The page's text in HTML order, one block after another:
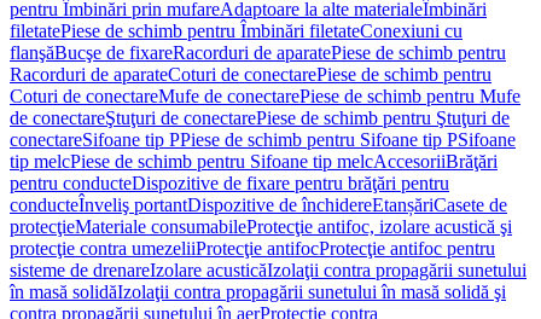
pentru Îmbinări prin mufareAdaptoare la alte materialeÎmbinări
filetatePiese de schimb pentru Îmbinări filetateConexiuni cu
flanşăBucşe de fixareRacorduri de aparatePiese de schimb pentru
Racorduri de aparateCoturi de conectarePiese de schimb pentru
Coturi de conectareMufe de conectarePiese de schimb pentru Mufe
de conectareŞtuţuri de conectarePiese de schimb pentru Ştuţuri de
conectareSifoane tip PPiese de schimb pentru Sifoane tip PSifoane
tip melcPiese de schimb pentru Sifoane tip melcAccesoriiBrăţări
pentru conducteDispozitive de fixare pentru brăţări pentru
conducteÎnveliş portantDispozitive de închidereEtanșăriCasete de
protecţieMateriale consumabileProtecţie antifoc, izolare acustică şi
protecţie contra umezeliiProtecţie antifocProtecţie antifoc pentru
sisteme de drenareIzolare acusticăIzolaţii contra propagării sunetului
în masă solidăIzolaţii contra propagării sunetului în masă solidă şi
contra propagării sunetului în aerProtecţie contra